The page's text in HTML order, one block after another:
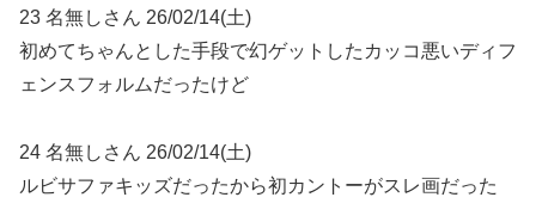
23 名無しさん 26/02/14(土)
初めてちゃんとした手段で幻ゲットしたカッコ悪いディフ
ェンスフォルムだったけど
24 名無しさん 26/02/14(土)
ルビサファキッズだったから初カントーがスレ画だった